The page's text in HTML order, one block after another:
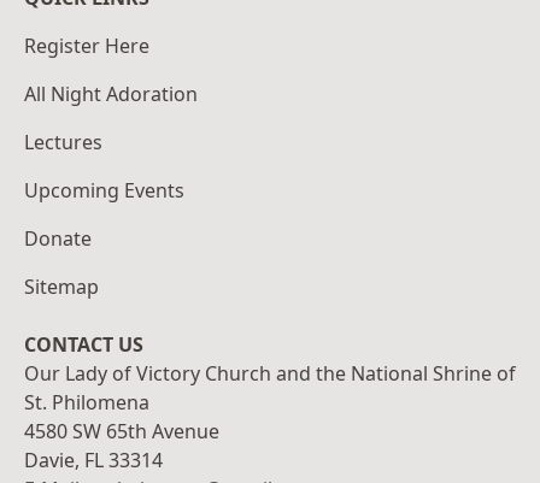
Register Here
All Night Adoration
Lectures
Upcoming Events
Donate
Sitemap
CONTACT US
Our Lady of Victory Church and the National Shrine of
St. Philomena
4580 SW 65th Avenue
Davie, FL 33314